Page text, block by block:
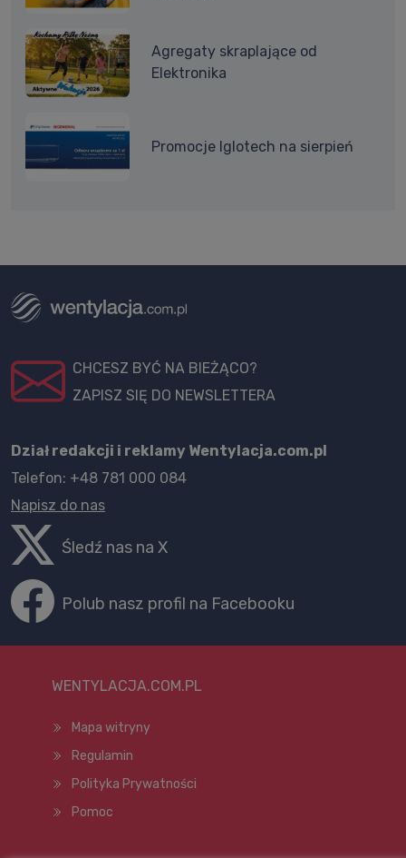
Agregaty skraplające od
Elektronika
Promocje Iglotech na sierpień
CHCESZ BYĆ NA BIEŻĄCO?
ZAPISZ SIĘ DO NEWSLETTERA
Dział redakcji i reklamy Wentylacja.com.pl
Telefon: +48 781 000 084
Napisz do nas
Śledź nas na X
Polub nasz profil na Facebooku
WENTYLACJA.COM.PL
Mapa witryny
Regulamin
Polityka Prywatności
Pomoc